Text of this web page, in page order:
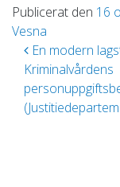
Publicerat den 16
Vesna
En modern
Kriminalvårdens